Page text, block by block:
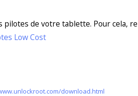
pilotes de votre tablette. Pour cela,
Low Cost
download.html